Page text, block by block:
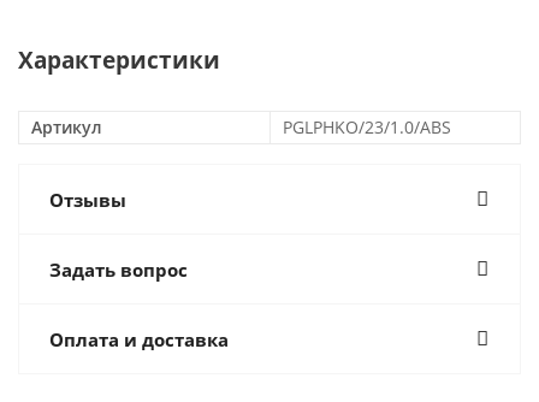
Характеристики
Артикул PGLPHKO/23/1.0/ABS
Отзывы
Задать вопрос
Оплата и доставка